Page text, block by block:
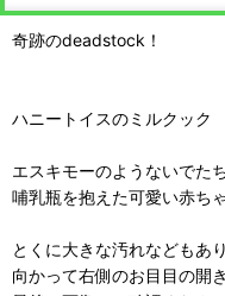
奇跡のdeadstock！
ハニートイスのミルクック
エスキモーのようないでた
哺乳瓶を抱えた可愛い赤
とくに大きな汚れなどもあ
向かって右側のお目目の開